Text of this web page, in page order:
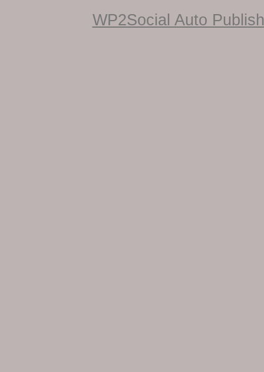
WP2Social Auto Publish